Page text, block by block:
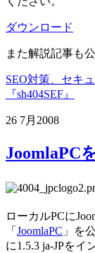
ダウンロード
また解説記事も
SEO対策、セキ
『sh404SEF』
26 7月 2008
JoomlaPC
ローカルPCに
「 JoomlaPC 」を
に1.5.3 ja-JPをイ